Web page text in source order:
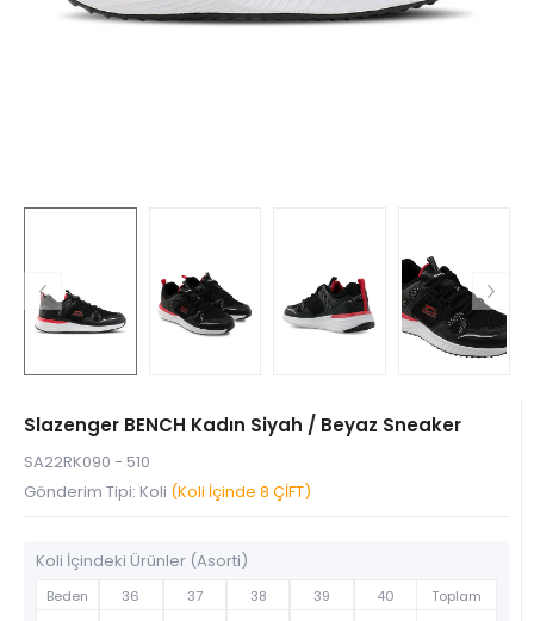
Slazenger BENCH Kadın Siyah / Beyaz Sneaker
SA22RK090 - 510
Gönderim Tipi: Koli (Koli İçinde 8 ÇİFT)
Koli İçindeki Ürünler (Asorti)
Beden 36 37 38 39 40
Toplam